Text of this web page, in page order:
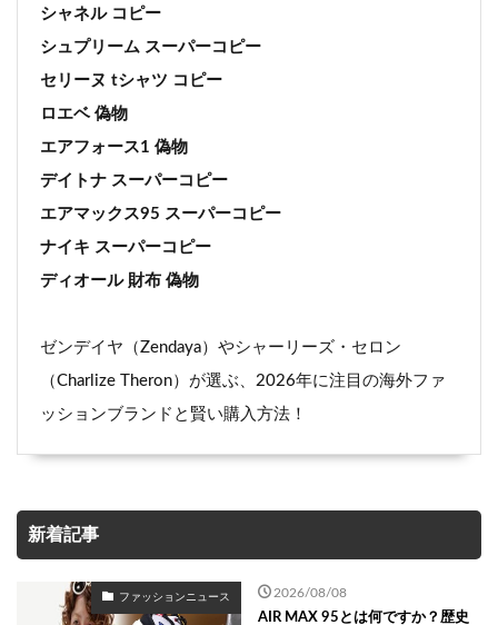
シャネル コピー
シュプリーム スーパーコピー
セリーヌ tシャツ コピー
ロエベ 偽物
エアフォース1 偽物
デイトナ スーパーコピー
エアマックス95 スーパーコピー
ナイキ スーパーコピー
ディオール 財布 偽物
ゼンデイヤ（Zendaya）やシャーリーズ・セロン
（Charlize Theron）が選ぶ、2026年に注目の海外ファ
ッションブランドと賢い購入方法！
新着記事
ファッションニュース 2026/08/08
AIR MAX 95とは何ですか？歴史